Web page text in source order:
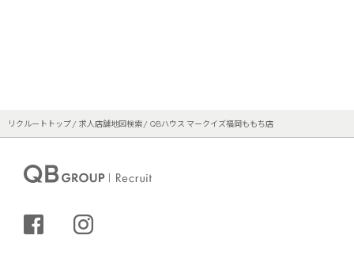
リクルートトップ 求人店舗地図検索 QBハウス マークイズ福岡ももち店
シェアする